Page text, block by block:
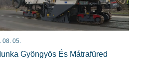
08. 05.
Gyöngyös És Mátrafüred